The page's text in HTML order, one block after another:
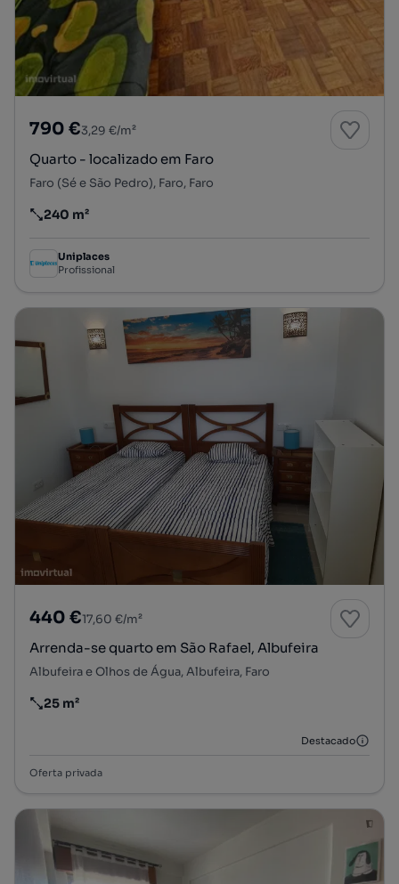
790 €3,29 €/m²
Quarto - localizado em Faro
Faro (Sé e São Pedro), Faro, Faro
Preço por metro quadrado
240 m²
Uniplaces
Profissional
440 €17,60 €/m²
Arrenda-se quarto em São Rafael, Albufeira
Albufeira e Olhos de Água, Albufeira, Faro
Preço por metro quadrado
25 m²
Destacado
Oferta privada